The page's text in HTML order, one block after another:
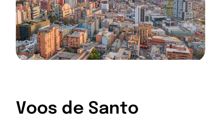
Voos de Santo